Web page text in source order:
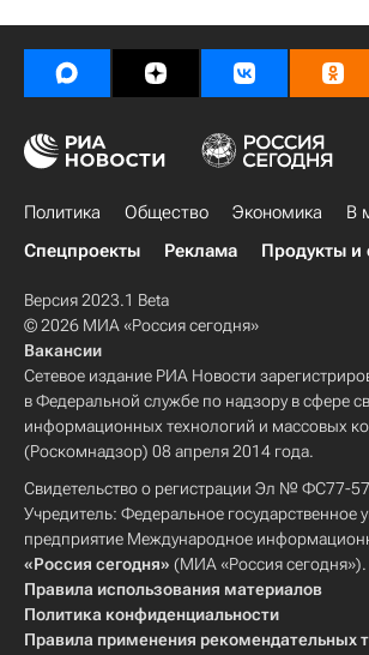
Политика Общество Экономика В
Спецпроекты
Реклама Продукты и
Версия 2023.1 Beta
© 2026 МИА «Россия сегодня»
Вакансии
Сетевое издание РИА Новости
в Федеральной службе по надзору в сфере
информационных технологий и массовых
(Роскомнадзор) 08 апреля 2014 года.
Свидетельство о регистрации Эл № ФС77-
Учредитель: Федеральное государственное
предприятие Международное
«Россия сегодня» (МИА «Россия сегодня»).
Правила использования материалов
Политика конфиденциальности
Правила применения рекомендательных